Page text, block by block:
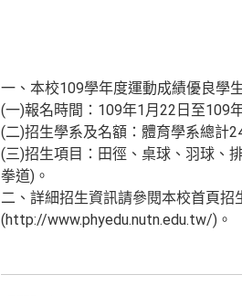
一、本校109學年度運動成績優良學
(一)報名時間：109年1月22日至109
(二)招生學系及名額：體育學系總計
(三)招生項目：田徑、桌球、羽球、
拳道)。
二、詳細招生資訊請參閱本校首頁
(http://www.phyedu.nutn.edu.tw/)。